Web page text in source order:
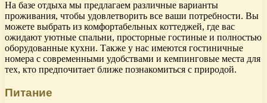
На базе отдыха мы предлагаем различные варианты
проживания, чтобы удовлетворить все ваши потребности. Вы
можете выбрать из комфортабельных коттеджей, где вас
ожидают уютные спальни, просторные гостиные и полностью
оборудованные кухни. Также у нас имеются гостиничные
номера с современными удобствами и кемпинговые места для
тех, кто предпочитает ближе познакомиться с природой.
Питание